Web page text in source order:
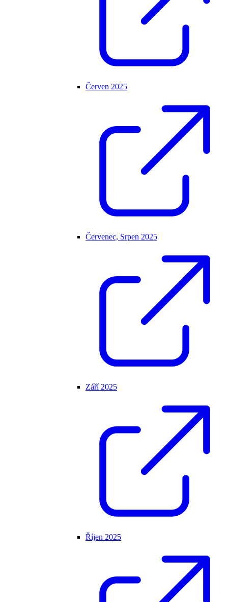
Červen 2025
Červenec, Srpen 2025
Září 2025
Říjen 2025